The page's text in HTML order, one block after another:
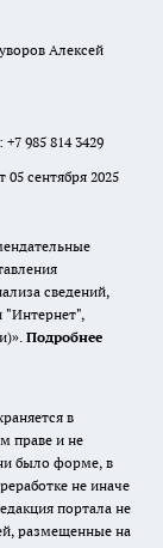
Алексей
985 814 3429
сентября 2025
сведений,
"Интернет",
Подробнее
в
праве и не
было форме, в
не иначе
портала не
размещенные на